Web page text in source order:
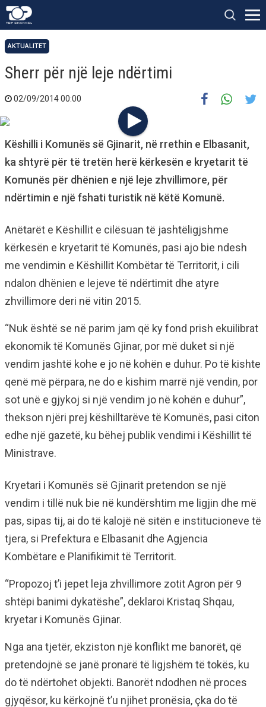
AKTUALITET
Sherr për një leje ndërtimi
02/09/2014 00:00
Këshilli i Komunës së Gjinarit, në rrethin e Elbasanit,
ka shtyrë për të tretën herë kërkesën e kryetarit të
Komunës për dhënien e një leje zhvillimore, për
ndërtimin e një fshati turistik në këtë Komunë.
Anëtarët e Këshillit e cilësuan të jashtëligjshme
kërkesën e kryetarit të Komunës, pasi ajo bie ndesh
me vendimin e Këshillit Kombëtar të Territorit, i cili
ndalon dhënien e lejeve të ndërtimit dhe atyre
zhvillimore deri në vitin 2015.
“Nuk është se në parim jam që ky fond prish ekuilibrat
ekonomik të Komunës Gjinar, por më duket si një
vendim jashtë kohe e jo në kohën e duhur. Po të kishte
qenë më përpara, ne do e kishim marrë një vendin, por
sot unë e gjykoj si një vendim jo në kohën e duhur”,
thekson njëri prej këshilltarëve të Komunës, pasi citon
edhe një gazetë, ku bëhej publik vendimi i Këshillit të
Ministrave.
Kryetari i Komunës së Gjinarit pretendon se një
vendim i tillë nuk bie në kundërshtim me ligjin dhe më
pas, sipas tij, ai do të kalojë në sitën e institucioneve të
tjera, si Prefektura e Elbasanit dhe Agjencia
Kombëtare e Planifikimit të Territorit.
“Propozoj t’i jepet leja zhvillimore zotit Agron për 9
shtëpi banimi dykatëshe”, deklaroi Kristaq Shqau,
kryetar i Komunës Gjinar.
Nga ana tjetër, ekziston një konflikt me banorët, që
pretendojnë se janë pronarë të ligjshëm të tokës, ku
do të ndërtohet objekti. Banorët ndodhen në proces
gjyqësor, ku kërkojnë t’u njihet pronësia, çka do të